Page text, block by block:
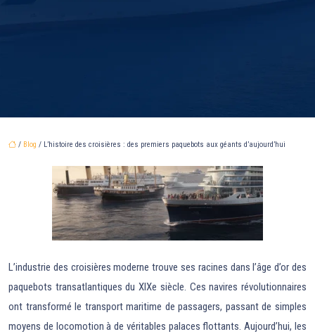
/ Blog / L’histoire des croisières : des premiers paquebots aux géants d’aujourd’hui
L’industrie des croisières moderne trouve ses racines dans l’âge d’or des
paquebots transatlantiques du XIXe siècle. Ces navires révolutionnaires
ont transformé le transport maritime de passagers, passant de simples
moyens de locomotion à de véritables palaces flottants. Aujourd’hui, les